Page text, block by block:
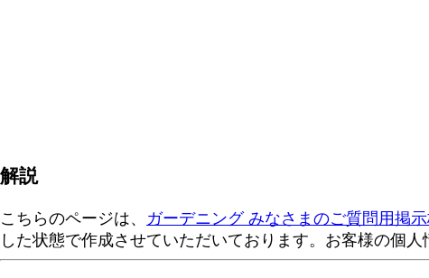
解説
こちらのページは、 ガーデニング みなさまのご質問用掲示
した状態で作成させていただいております。お客様の個